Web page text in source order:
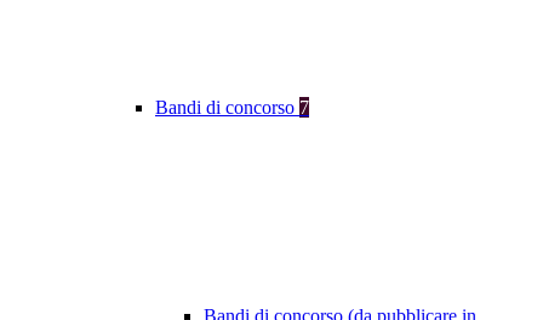
Bandi di concorso 7